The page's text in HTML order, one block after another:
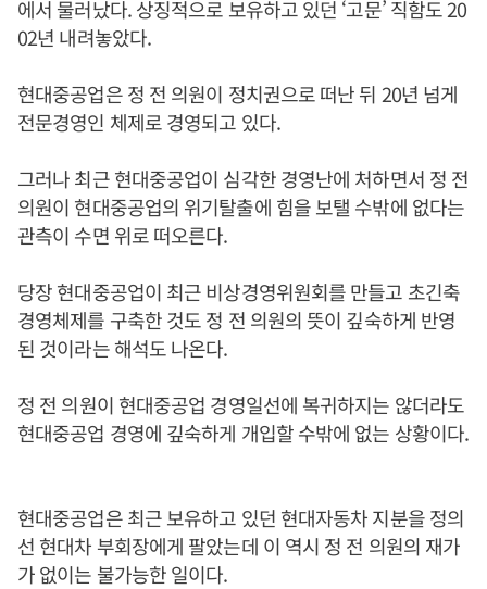
에서 물러났다. 상징적으로 보유하고 있던 ‘고문’ 직함도 20
02년 내려놓았다.
현대중공업은 정 전 의원이 정치권으로 떠난 뒤 20년 넘게
전문경영인 체제로 경영되고 있다.
그러나 최근 현대중공업이 심각한 경영난에 처하면서 정 전
의원이 현대중공업의 위기탈출에 힘을 보탤 수밖에 없다는
관측이 수면 위로 떠오른다.
당장 현대중공업이 최근 비상경영위원회를 만들고 초긴축
경영체제를 구축한 것도 정 전 의원의 뜻이 깊숙하게 반영
된 것이라는 해석도 나온다.
정 전 의원이 현대중공업 경영일선에 복귀하지는 않더라도
현대중공업 경영에 깊숙하게 개입할 수밖에 없는 상황이다.
현대중공업은 최근 보유하고 있던 현대자동차 지분을 정의
선 현대차 부회장에게 팔았는데 이 역시 정 전 의원의 재가
가 없이는 불가능한 일이다.